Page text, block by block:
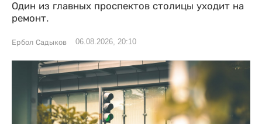
Один из главных проспектов столицы уходит на
ремонт.
Ербол Садыков 06.08.2026, 20:10